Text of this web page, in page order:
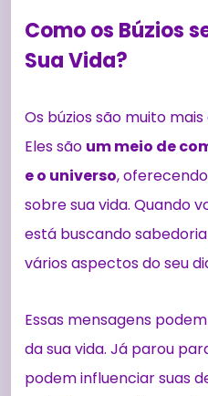
Como os Búzios
Sua Vida?
Os búzios são muito
Eles são um meio de
e o universo,
sobre sua vida. Quando
está buscando
vários aspectos do seu
Essas mensagens
da sua vida. Já parou
podem influenciar suas